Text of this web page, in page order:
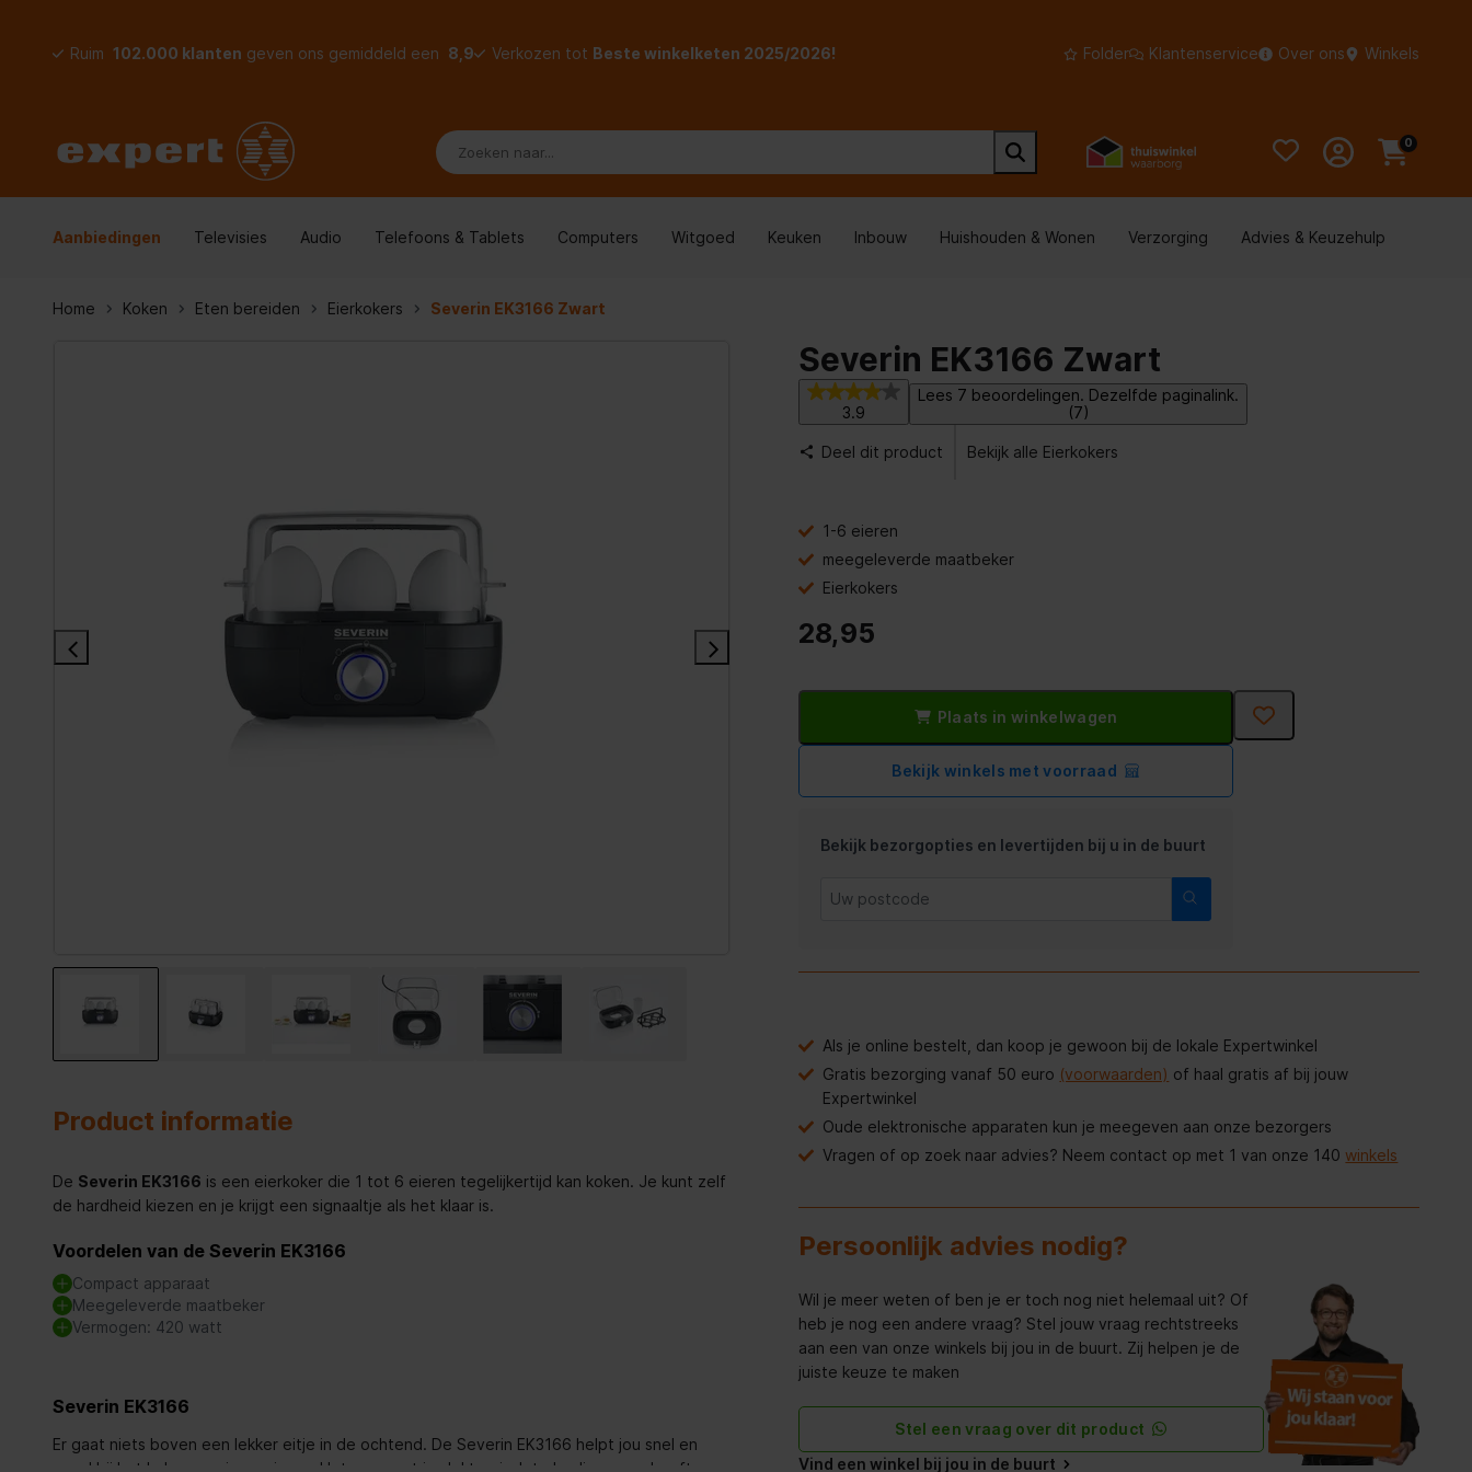
Ruim 102.000 klanten geven ons gemiddeld een 8,9 Verkozen tot Beste winkelketen 2025/2026! Folder Klantenservice Over ons Winkels
0
Aanbiedingen Televisies Audio Telefoons & Tablets Computers Witgoed Keuken Inbouw Huishouden & Wonen Verzorging Advies & Keuzehulp
Home Koken Eten bereiden Eierkokers Severin EK3166 Zwart
Product informatie
De Severin EK3166 is een eierkoker die 1 tot 6 eieren tegelijkertijd kan koken. Je kunt zelf
de hardheid kiezen en je krijgt een signaaltje als het klaar is.
Voordelen van de Severin EK3166
Compact apparaat
Meegeleverde maatbeker
Vermogen: 420 watt
Severin EK3166
Er gaat niets boven een lekker eitje in de ochtend. De Severin EK3166 helpt jou snel en
goed bij het koken van jouw eieren. Het apparaat is elektronisch te bedienen en heeft
Severin EK3166 Zwart
3.9
Lees 7 beoordelingen. Dezelfde paginalink.
(7)
Deel dit product Bekijk alle Eierkokers
1-6 eieren
meegeleverde maatbeker
Eierkokers
28,95
Plaats in winkelwagen
Bekijk winkels met voorraad
Bekijk bezorgopties en levertijden bij u in de buurt
Als je online bestelt, dan koop je gewoon bij de lokale Expertwinkel
Gratis bezorging vanaf 50 euro (voorwaarden) of haal gratis af bij jouw
Expertwinkel
Oude elektronische apparaten kun je meegeven aan onze bezorgers
Vragen of op zoek naar advies? Neem contact op met 1 van onze 140 winkels
Persoonlijk advies nodig?
Wil je meer weten of ben je er toch nog niet helemaal uit? Of
heb je nog een andere vraag? Stel jouw vraag rechtstreeks
aan een van onze winkels bij jou in de buurt. Zij helpen je de
juiste keuze te maken
Stel een vraag over dit product
Vind een winkel bij jou in de buurt